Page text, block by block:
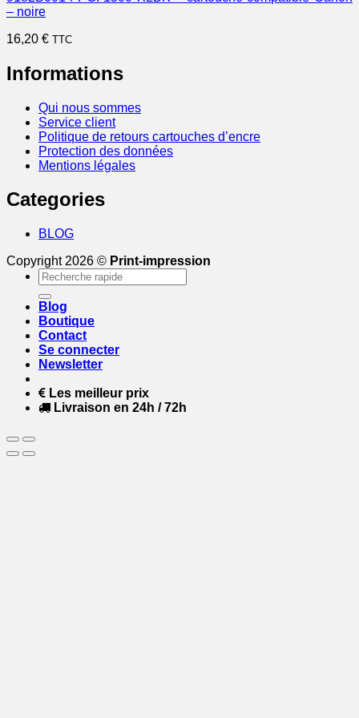
– noire
16,20 € TTC
Informations
Qui nous sommes
Service client
Politique de retours cartouches d’encre
Protection des données
Mentions légales
Categories
BLOG
Copyright 2026 © Print-impression
Recherche
pour :
Blog
Boutique
Contact
Se connecter
Newsletter
Les meilleur prix
Livraison en 24h / 72h